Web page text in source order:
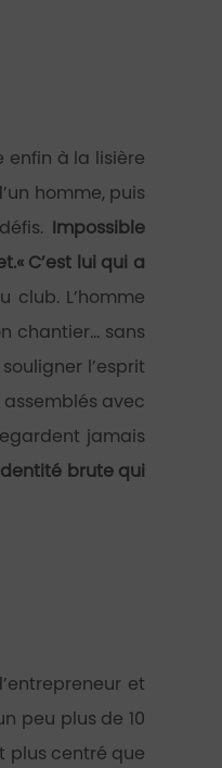
enfin à la lisière
homme, puis
Impossible
« C’est lui qui a
L’homme
chantier… sans
l’esprit
assemblés avec
jamais
brute qui
et
peu plus de 10
plus centré que